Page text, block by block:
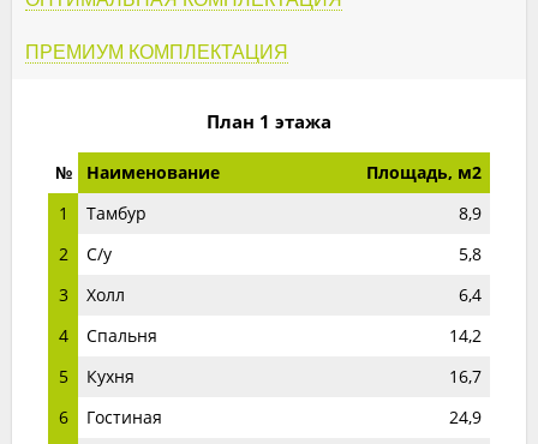
ПРЕМИУМ КОМПЛЕКТАЦИЯ
План 1 этажа
№ Наименование
Площадь, м2
1
Тамбур
8,9
2
С/у
5,8
3
Холл
6,4
4
Спальня
14,2
5
Кухня
16,7
6
Гостиная
24,9